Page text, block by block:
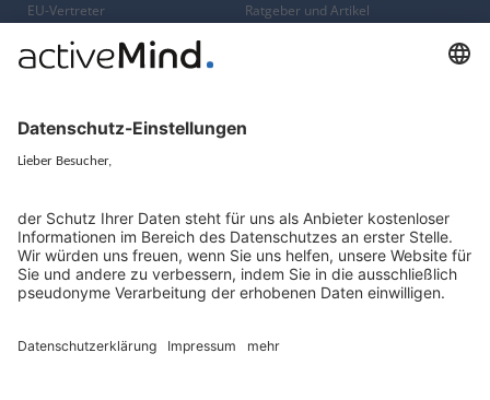
EU-Vertreter
Konzern-Datenschutz
Hinweisgebersystem mit
Whistleblowing-Ombudsperson
Ratgeber und Artikel
Über
Über uns
Unsere Experten
Presse, Medien & Events
Gruppe
activeMind AG (Deutschland)
activeMind.ch (Schweiz)
Königreich)